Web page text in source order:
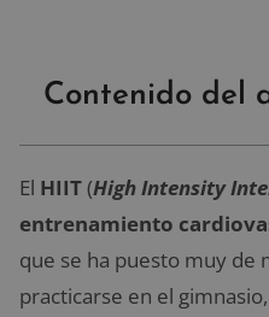
Contenido del
El HIIT(High Intensity
entrenamiento
que se ha puesto muy de
practicarse en el